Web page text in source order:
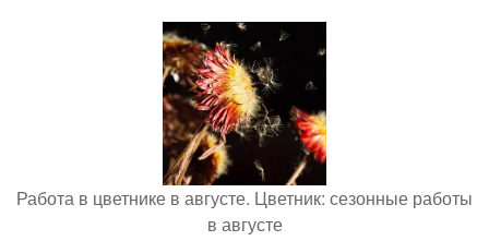
Работа в цветнике в августе. Цветник: сезонные работы
в августе